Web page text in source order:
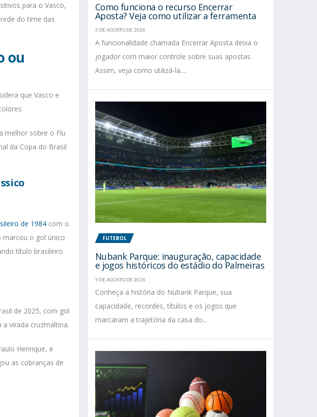
para o Vasco,
do time das
ou
que Vasco e
melhor sobre o Flu
da Copa do Brasil
de 1984 com o
marcou o gol único
título brasileiro
de 2025, com gol
virada cruzmaltina.
Henrique, e
as cobranças de
Como funciona o recurso Encerrar
Aposta? Veja como utilizar a ferramenta
5 DE AGOSTO DE 2026
A funcionalidade chamada Encerrar Aposta deixa o
jogador com maior controle sobre suas apostas.
Assim, veja como utilizá-la....
FUTEBOL
Nubank Parque: inauguração, capacidade
e jogos históricos do estádio do Palmeiras
5 DE AGOSTO DE 2026
Conheça a história do Nubank Parque, sua
capacidade, recordes, títulos e os jogos que
marcaram a trajetória da casa do...